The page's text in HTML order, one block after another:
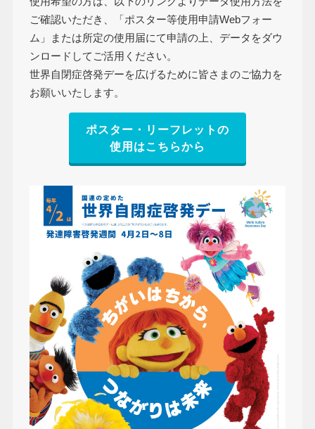
ご確認いただき、「ポスター等使用申請Webフォー
ム」または所定の使用届にて申請の上、データをダウ
ンロードしてご活用ください。
世界自閉症啓発デーを広げるために皆さまのご協力を
お願いいたします。
ポスター・リーフレットの
使用はこちらから